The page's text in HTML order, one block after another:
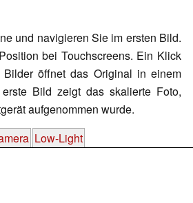
und navigieren Sie im ersten Bild.
bei Touchscreens. Ein Klick
öffnet das Original in einem
Bild zeigt das skalierte Foto,
aufgenommen wurde.
Low-Light